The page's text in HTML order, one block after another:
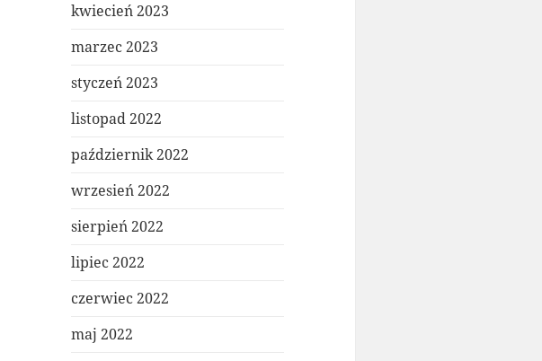
kwiecień 2023
marzec 2023
styczeń 2023
listopad 2022
październik 2022
wrzesień 2022
sierpień 2022
lipiec 2022
czerwiec 2022
maj 2022